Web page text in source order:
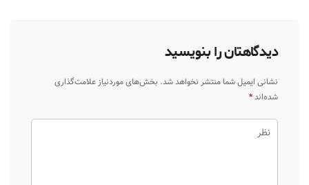
دیدگاهتان را بنویسید
نشانی ایمیل شما منتشر نخواهد شد. بخش‌های موردنیاز علامت‌گذاری
شده‌اند*